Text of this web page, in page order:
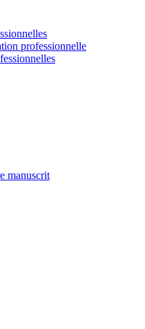
professionnelle
manuscrit